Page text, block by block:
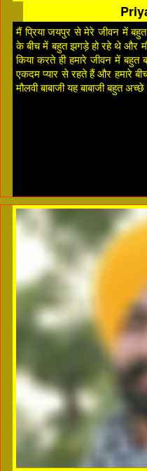
मैं प्रिया जयपुर से मेरे जीवन में
के बीच में बहुत झगड़े हो रहे थे और
किया करते ही हमारे जीवन में बहुत
एकदम प्यार से रहते हैं और हमारे
मौलवी बाबाजी यह बाबाजी बहुत अच्छे